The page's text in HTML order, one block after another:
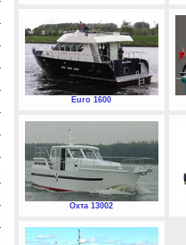
Euro 1600
Охта 13002